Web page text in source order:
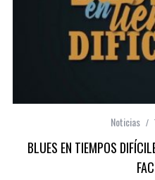
Noticias
BLUES EN TIEMPOS